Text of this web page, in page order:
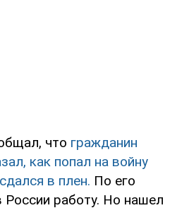
что гражданин
как попал на войну
в плен. По его
России работу. Но нашел